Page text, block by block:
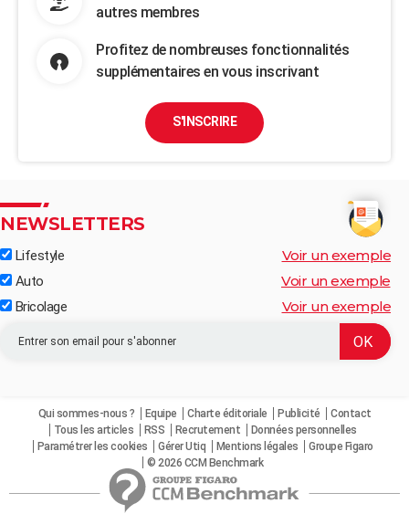
autres membres
Profitez de nombreuses fonctionnalités
supplémentaires en vous inscrivant
S'INSCRIRE
NEWSLETTERS
Lifestyle Voir un exemple
Auto Voir un exemple
Bricolage Voir un exemple
Qui sommes-nous ? Equipe Charte éditoriale Publicité
Contact
Tous les articles
RSS Recrutement
Données personnelles
Paramétrer les cookies
Gérer Utiq Mentions légales
Groupe Figaro
© 2026 CCM Benchmark